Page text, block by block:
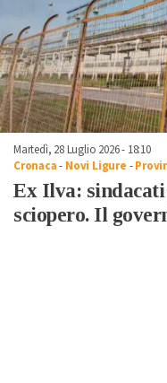
Martedì, 28 Luglio 2026 - 18:10
Cronaca- Novi Ligure -
Ex Ilva:
sciopero. Il